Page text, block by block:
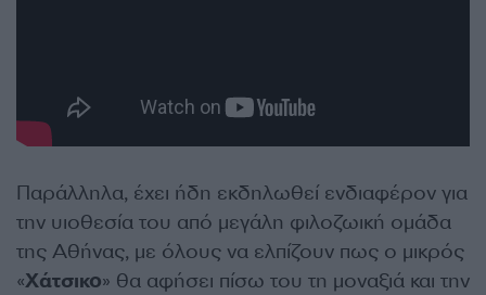
Παράλληλα, έχει ήδη εκδηλωθεί ενδιαφέρον για
την υιοθεσία του από μεγάλη φιλοζωική ομάδα
της Αθήνας, με όλους να ελπίζουν πως ο μικρός
«Χάτσικο» θα αφήσει πίσω του τη μοναξιά και την